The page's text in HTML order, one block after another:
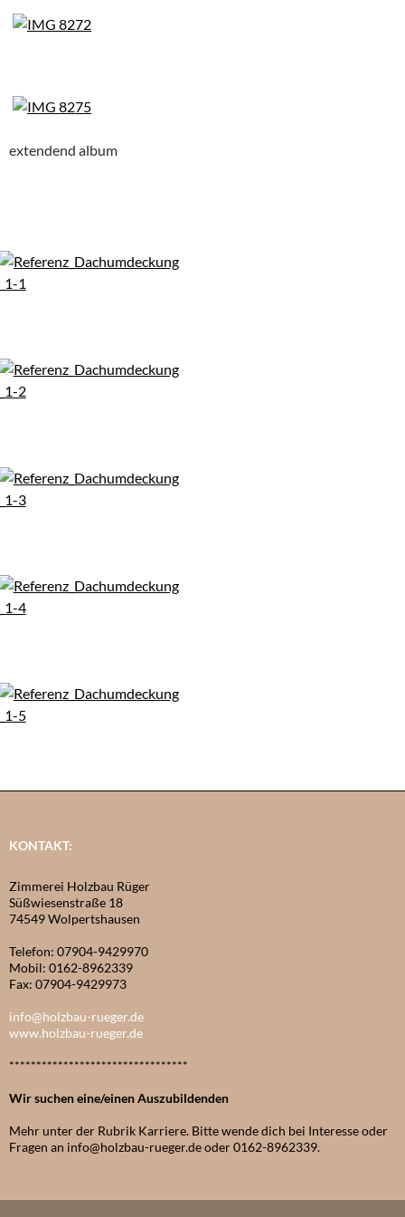
extendend album
KONTAKT:
Zimmerei Holzbau Rüger
Süßwiesenstraße 18
74549 Wolpertshausen
Telefon: 07904-9429970
Mobil: 0162-8962339
Fax: 07904-9429973
info@holzbau-rueger.de
www.holzbau-rueger.de
*********************************
Wir suchen eine/einen Auszubildenden
Mehr unter der Rubrik Karriere. Bitte wende dich bei Interesse oder
Fragen an info@holzbau-rueger.de oder 0162-8962339.